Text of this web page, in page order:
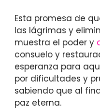
Esta promesa de
las lágrimas y
muestra el poder y
consuelo y
esperanza para
por dificultades y
sabiendo que al
paz eterna.